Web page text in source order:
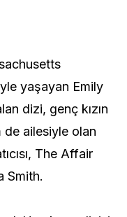
yaşayan Emily
dizi, genç kızın
de ailesiyle olan
The Affair
Smith.